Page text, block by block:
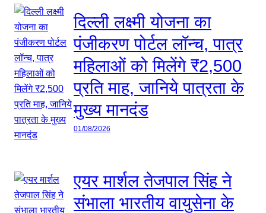
दिल्ली लक्ष्मी योजना का
पंजीकरण पोर्टल लॉन्च, पात्र
महिलाओं को मिलेंगे ₹2,500
प्रति माह, जानिये पात्रता के
मुख्य मानदंड
01/08/2026
एयर मार्शल तेजपाल सिंह ने
संभाला भारतीय वायुसेना के